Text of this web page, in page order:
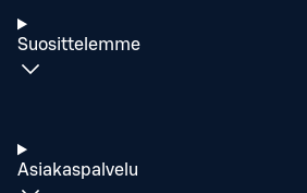
Suosittelemme
Asiakaspalvelu